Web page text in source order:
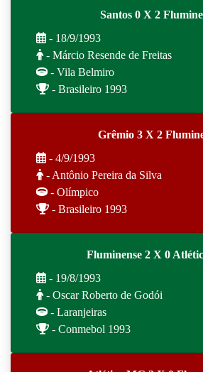
Santos 0 X 2
- 18/9/1993
- Márcio Resende de Freitas
- Vila Belmiro
- Brasileiro 1993
Grêmio 3 X 2
- 4/9/1993
- Antônio Pereira da Silva
- Olímpico
- Brasileiro 1993
Fluminense 2 X 0
- 19/8/1993
- Oscar Roberto de Godói
- Laranjeiras
- Conmebol 1993